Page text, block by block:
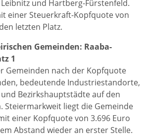
und Hartberg-Fürstenfeld.
einer Steuerkraft-Kopfquote von
letzten Platz.
Gemeinden: Raaba-
1
Gemeinden nach der Kopfquote
bedeutende Industriestandorte,
Bezirkshauptstädte auf den
Steiermarkweit liegt die Gemeinde
einer Kopfquote von 3.696 Euro
Abstand wieder an erster Stelle.